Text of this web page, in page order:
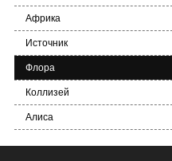
Африка
Источник
Флора
Коллизей
Алиса